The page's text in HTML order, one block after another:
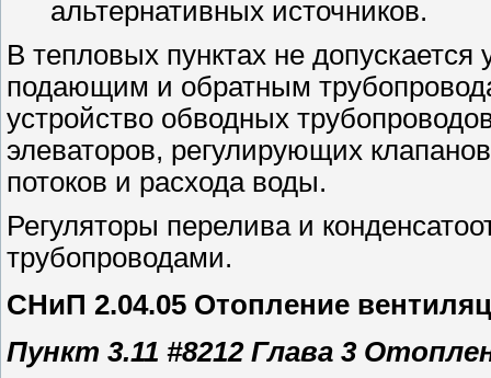
альтернативных источников.
В тепловых пунктах не
подающим и обратным
устройство обводных
элеваторов, регулирующих
потоков и расхода воды.
Регуляторы перелива и
трубопроводами.
СНиП 2.04.05 Отопление
Пункт 3.11 #8212 Глава 3